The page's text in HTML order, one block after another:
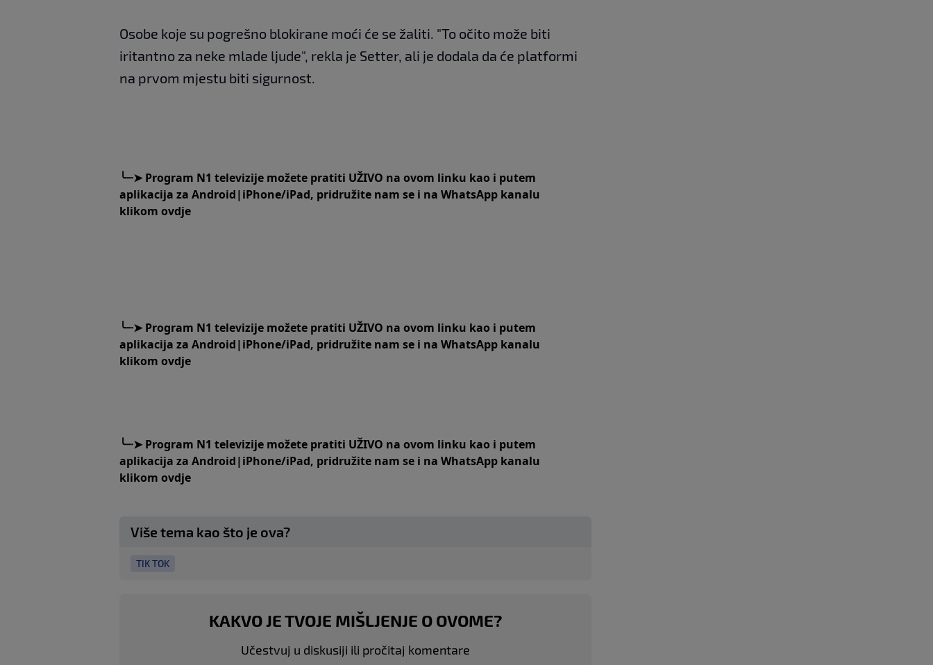
Osobe koje su pogrešno blokirane moći će se žaliti. "To očito može biti
iritantno za neke mlade ljude", rekla je Setter, ali je dodala da će platformi
na prvom mjestu biti sigurnost.
╰┈➤Program N1 televizije možete pratiti UŽIVO na ovom linku kao i putem
aplikacija za Android|iPhone/iPad, pridružite nam se i na WhatsApp kanalu
klikom ovdje
╰┈➤Program N1 televizije možete pratiti UŽIVO na ovom linku kao i putem
aplikacija za Android|iPhone/iPad, pridružite nam se i na WhatsApp kanalu
klikom ovdje
╰┈➤Program N1 televizije možete pratiti UŽIVO na ovom linku kao i putem
aplikacija za Android|iPhone/iPad, pridružite nam se i na WhatsApp kanalu
klikom ovdje
Više tema kao što je ova?
TIK TOK
KAKVO JE TVOJE MIŠLJENJE O OVOME?
Učestvuj u diskusiji ili pročitaj komentare